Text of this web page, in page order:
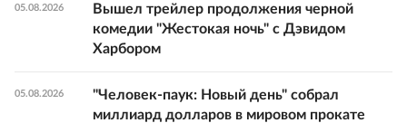
05.08.2026
Вышел трейлер продолжения черной
комедии "Жестокая ночь" с Дэвидом
Харбором
05.08.2026
"Человек-паук: Новый день" собрал
миллиард долларов в мировом прокате